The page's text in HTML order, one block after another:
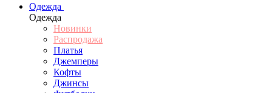
Одежда
Одежда
Новинки
Распродажа
Платья
Джемперы
Кофты
Джинсы